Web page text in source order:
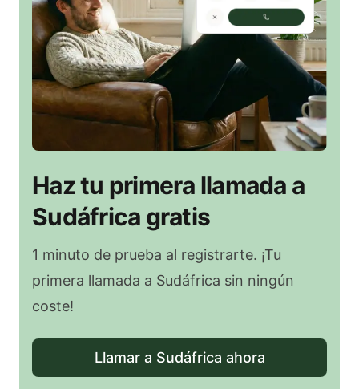
Haz tu primera llamada a
Sudáfrica gratis
1 minuto de prueba al registrarte. ¡Tu
primera llamada a Sudáfrica sin ningún
coste!
Llamar a Sudáfrica ahora